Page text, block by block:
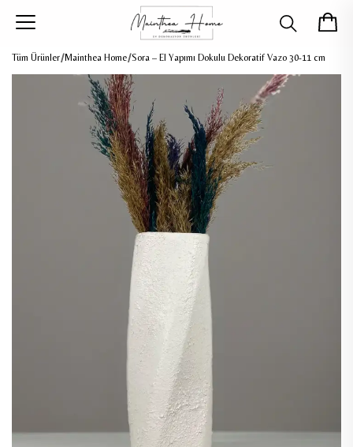
Tüm Ürünler Mainthea Home Sora – El Yapımı Dokulu Dekoratif Vazo 30-11 cm